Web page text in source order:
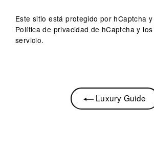
Este sitio está protegido por hCaptcha
Política de privacidad de hCaptchay los
servicio.
Luxury Guide